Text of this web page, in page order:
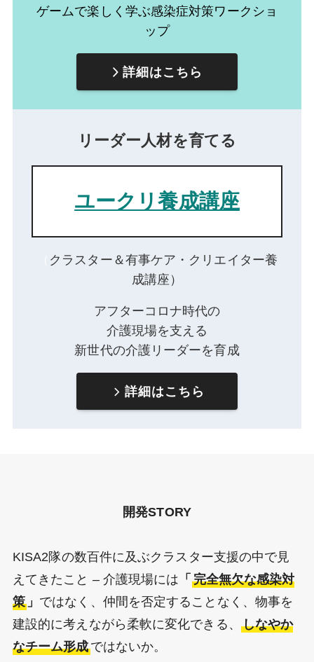
ゲームで楽しく学ぶ感染症対策ワークショ
ップ
詳細はこちら
リーダー人材を育てる
ユークリ養成講座
クラスター＆有事ケア・クリエイター養
成講座）
アフターコロナ時代の
介護現場を支える
新世代の介護リーダーを育成
詳細はこちら
開発STORY
KISA2隊の数百件に及ぶクラスター支援の中で見
えてきたこと – 介護現場には 「 完全無欠な感染対
策 」 ではなく、仲間を否定することなく、物事を
建設的に考えながら柔軟に変化できる、 しなやか
なチーム形成ではないか。